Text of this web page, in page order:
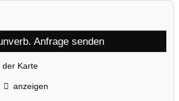
Anfrage senden
der Karte
anzeigen